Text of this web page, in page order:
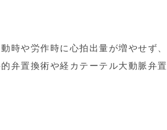
時や労作時に心拍出量が増やせず、
弁置換術や経カテーテル大動脈弁置